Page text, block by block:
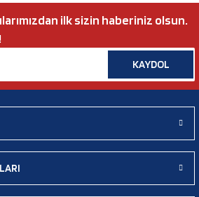
ilk sizin haberiniz olsun.
KAYDOL